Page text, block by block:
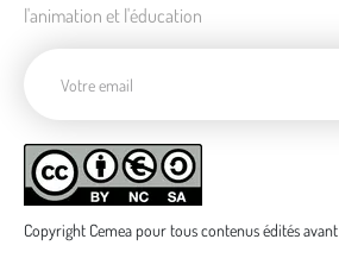
l'animation et l'éducation
Copyright Cemea pour tous contenus édités avant